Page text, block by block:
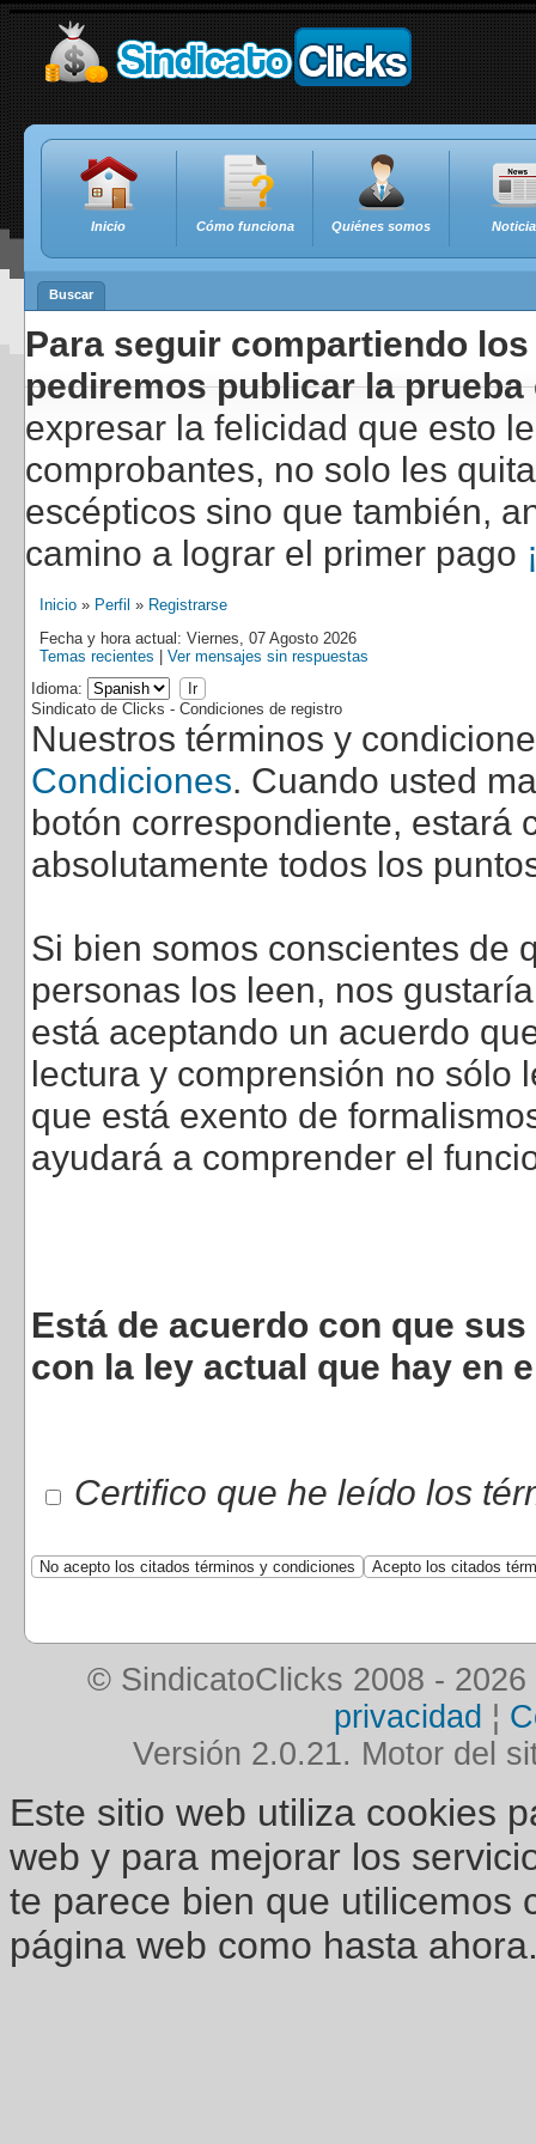
Inicio Cómo funciona Quiénes somos
Buscar
Para seguir compartiendo
pediremos publicar la
expresar la felicidad que esto
comprobantes, no solo les
escépticos sino que también,
camino a lograr el primer pago
Inicio » Perfil » Registrarse
Fecha y hora actual: Viernes, 07 Agosto 2026
Temas recientes
Ver mensajes sin respuestas
Idioma:
Sindicato de Clicks - Condiciones de registro
Nuestros términos y
Condiciones. Cuando usted
botón correspondiente, estará
absolutamente todos los
Si bien somos conscientes de
personas los leen, nos
está aceptando un acuerdo
lectura y comprensión no sólo
que está exento de
ayudará a comprender el
Está de acuerdo con que
con la ley actual que hay en
Certifico que he leído los
© SindicatoClicks 2008 - 2026
privacidad ¦
Versión 2.0.21. Motor del
Este sitio web utiliza cookies
web y para mejorar los
te parece bien que utilicemos
página web como hasta